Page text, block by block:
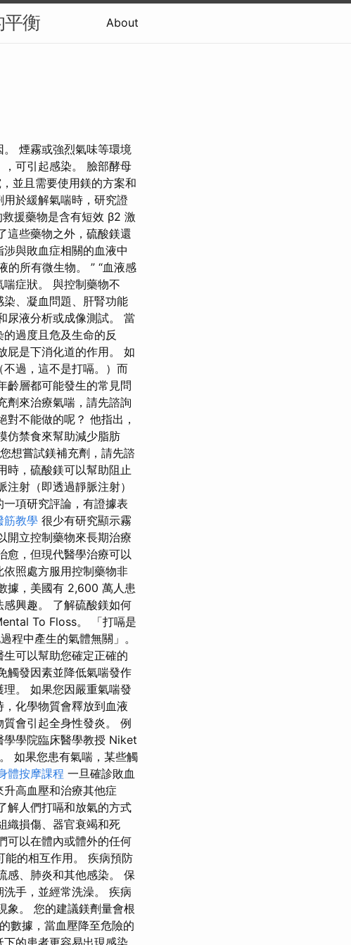
平衡 About
煙霧或強烈氣味等環境
可引起感染。 臉部酵母
並且需要使用鎂的方案和
於緩解氣喘時，研究證
援藥物是含有短效 β2 激
這些藥物之外，硫酸鎂還
與敗血症相關的血液中
的所有微生物。 ” “血液感
症狀。 與控制藥物不
、凝血問題、肝腎功能
尿液分析或成像測試。 當
過度且危及生命的反
屁是下消化道的作用。 如
過，這不是打嗝。）而
齡層都可能發生的常見問
劑來治療氣喘，請先諮詢
不能做的呢？ 他指出，
仿禁食來幫助減少脂肪
想嘗試鎂補充劑，請先諮
時，硫酸鎂可以幫助阻止
射（即透過靜脈注射）
項研究評論，有證據表
筋教學 很少有研究顯示霧
開立控制藥物來長期治療
愈，但現代醫學治療可以
照處方服用控制藥物非
據，美國有 2,600 萬人患
興趣。 了解硫酸鎂如何
To Floss。 「打嗝是
程中產生的氣體無關」。
可以幫助您確定正確的
觸發因素並降低氣喘發作
。 如果您因嚴重氣喘發
化學物質會釋放到血液
會引起全身性發炎。 例
學學院臨床醫學教授 Niket
如果您患有氣喘，某些觸
體按摩課程 一旦確診敗血
高血壓和治療其他症
解人們打嗝和放氣的方式
織損傷、器官衰竭和死
可以在體內或體外的任何
的相互作用。 疾病預防
感、肺炎和其他感染。 保
手，並經常洗澡。 疾病
象。 您的建議鎂劑量會根
數據，當血壓降至危險的
的患者更容易出現感染